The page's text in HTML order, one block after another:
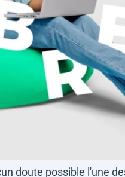
doute possible l'une